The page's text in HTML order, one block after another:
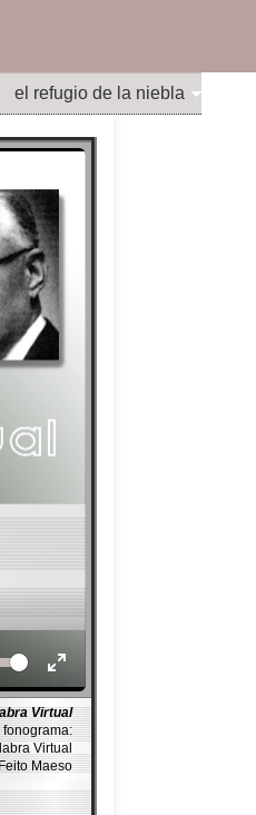
el refugio de la niebla
Virtual
Virtual
Feito Maeso